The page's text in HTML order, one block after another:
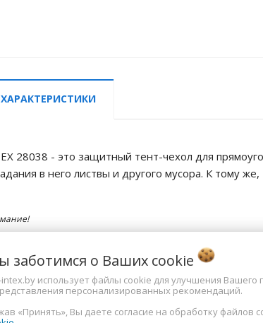
ХАРАКТЕРИСТИКИ
28038 - это защитный тент-чехол для
в него листвы и другого мусора. К тому
изготовитель может изменять цвет и комплектацию !
заказе уточняйте интересующие вас характеристики!
заботимся о Ваших cookie
использует файлы cookie для улучшения Вашего
персонализированных рекомендаций.
«Принять», Вы даете согласие на обработку файлов